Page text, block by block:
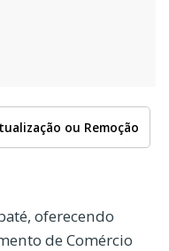
ou Remoção
oferecendo
de Comércio